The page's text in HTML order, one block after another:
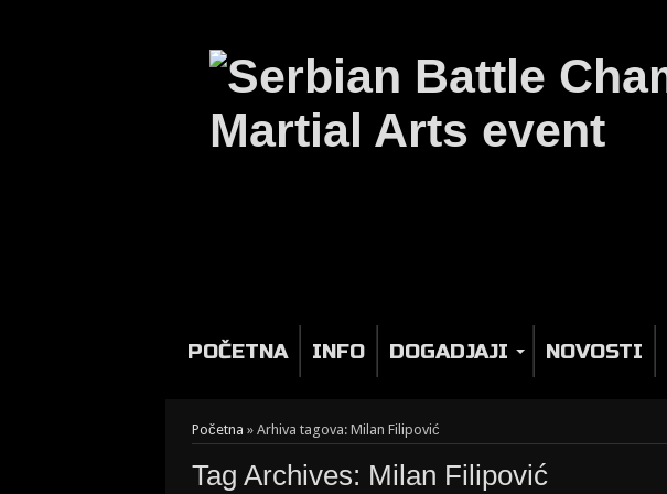
POČETNA INFO DOGADJAJI NOVOSTI
Početna » Arhiva tagova: Milan Filipović
Tag Archives: Milan Filipović